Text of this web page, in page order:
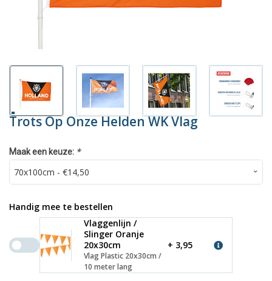
Trots Op Onze Helden WK Vlag
Maak een keuze: *
Handig mee te bestellen
Vlaggenlijn /
Slinger Oranje
20x30cm
Vlag Plastic 20x30cm /
10 meter lang
+ 3,95